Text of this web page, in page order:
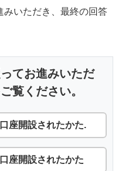
みいただき、最終の回答
てお進みいただ
覧ください。
座開設されたかた.
座開設されたかた